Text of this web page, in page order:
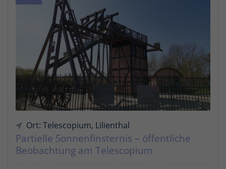
Ort: Telescopium, Lilienthal
Partielle Sonnenfinsternis – öffentliche
Beobachtung am Telescopium